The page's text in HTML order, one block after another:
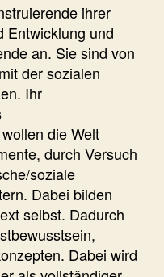
ihrer
Entwicklung und
an. Sie sind von
der sozialen
Ihr
die Welt
durch Versuch
soziale
Dabei bilden
selbst. Dadurch
Dabei wird